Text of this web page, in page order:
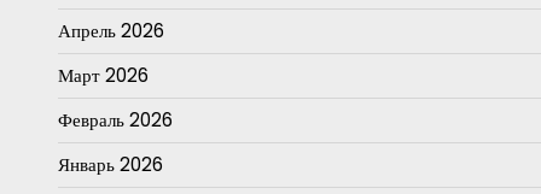
Апрель 2026
Март 2026
Февраль 2026
Январь 2026